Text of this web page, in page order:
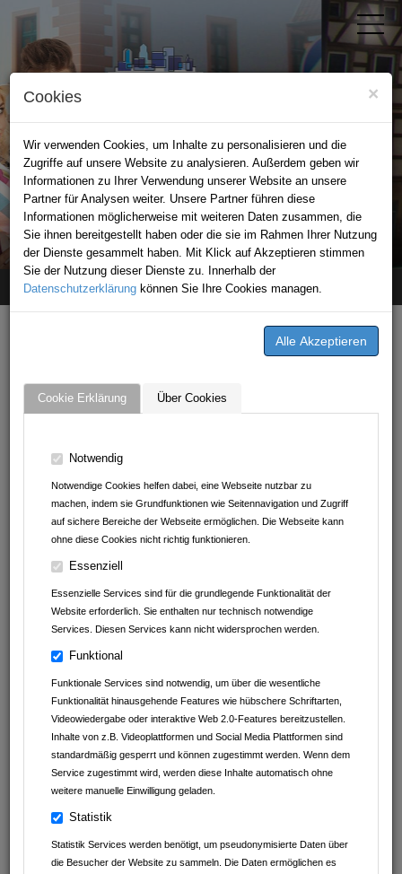
×
Cookies
Wir verwenden Cookies, um Inhalte zu personalisieren und die
Zugriffe auf unsere Website zu analysieren. Außerdem geben wir
Informationen zu Ihrer Verwendung unserer Website an unsere
Partner für Analysen weiter. Unsere Partner führen diese
Informationen möglicherweise mit weiteren Daten zusammen, die
Sie ihnen bereitgestellt haben oder die sie im Rahmen Ihrer Nutzung
der Dienste gesammelt haben. Mit Klick auf Akzeptieren stimmen
Sie der Nutzung dieser Dienste zu. Innerhalb der
Datenschutzerklärung können Sie Ihre Cookies managen.
Cookie Erklärung Über Cookies
Notwendig
Notwendige Cookies helfen dabei, eine Webseite nutzbar zu
machen, indem sie Grundfunktionen wie Seitennavigation und Zugriff
auf sichere Bereiche der Webseite ermöglichen. Die Webseite kann
ohne diese Cookies nicht richtig funktionieren.
Essenziell
Essenzielle Services sind für die grundlegende Funktionalität der
Website erforderlich. Sie enthalten nur technisch notwendige
Services. Diesen Services kann nicht widersprochen werden.
Funktional
Funktionale Services sind notwendig, um über die wesentliche
Funktionalität hinausgehende Features wie hübschere Schriftarten,
Videowiedergabe oder interaktive Web 2.0-Features bereitzustellen.
Inhalte von z.B. Videoplattformen und Social Media Plattformen sind
standardmäßig gesperrt und können zugestimmt werden. Wenn dem
Service zugestimmt wird, werden diese Inhalte automatisch ohne
weitere manuelle Einwilligung geladen.
Statistik
Statistik Services werden benötigt, um pseudonymisierte Daten über
die Besucher der Website zu sammeln. Die Daten ermöglichen es
STADTPORTAL EPPINGEN
Home Premium-Partner Kaffeefaktur
Kaffeefaktur
Altstadtstraße 1
75031 Eppingen
Baden-Württemberg
Deutschland
07262 / 999 86 30
info@kaffeefaktur.com
www.kaffeefaktur.com/
Instagram
Ansprechpartner
Simone Essig